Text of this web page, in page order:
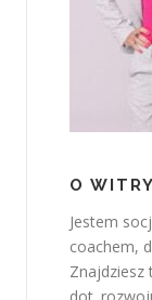
O
Jestem
coachem,
Znajdziesz